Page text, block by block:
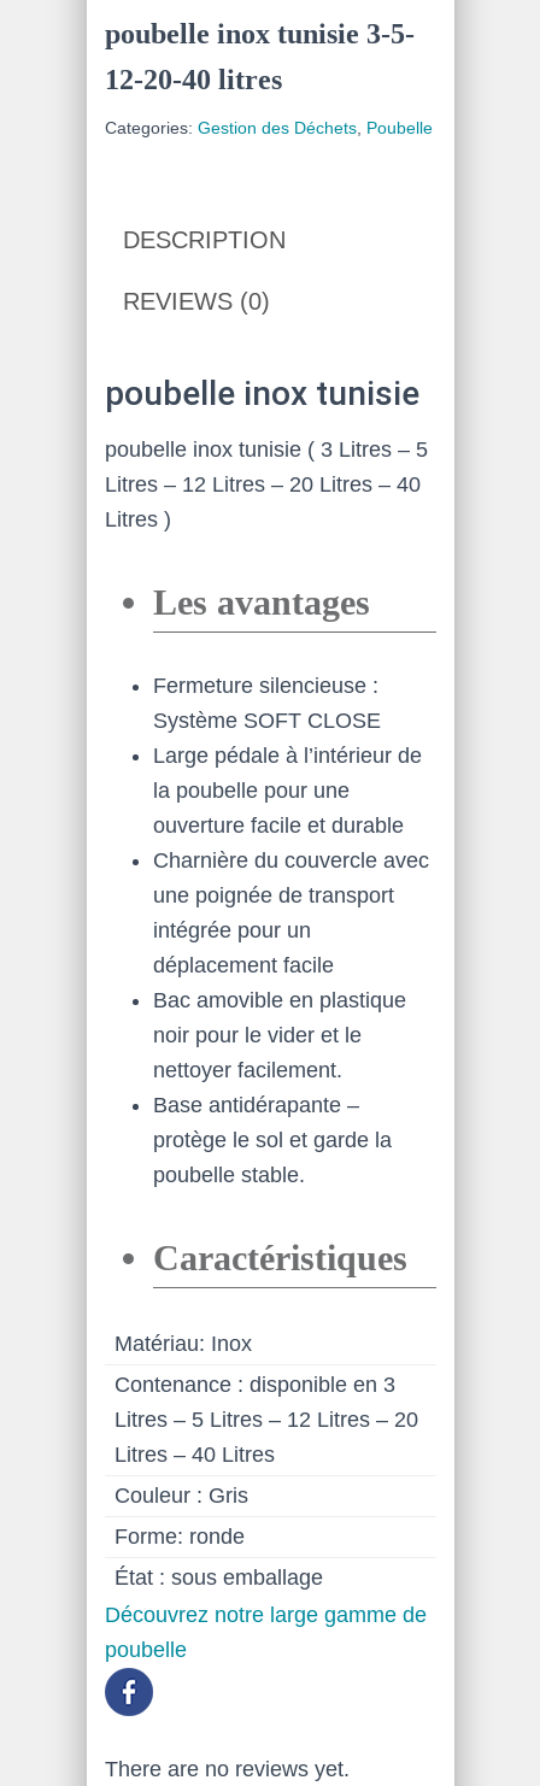
poubelle inox tunisie 3-5-
12-20-40 litres
Categories: Gestion des Déchets, Poubelle
DESCRIPTION
REVIEWS (0)
poubelle inox tunisie
poubelle inox tunisie ( 3 Litres – 5
Litres – 12 Litres – 20 Litres – 40
Litres )
Les avantages
Fermeture silencieuse :
Système SOFT CLOSE
Large pédale à l’intérieur de
la poubelle pour une
ouverture facile et durable
Charnière du couvercle avec
une poignée de transport
intégrée pour un
déplacement facile
Bac amovible en plastique
noir pour le vider et le
nettoyer facilement.
Base antidérapante –
protège le sol et garde la
poubelle stable.
Caractéristiques
Matériau: Inox
Contenance : disponible en 3
Litres – 5 Litres – 12 Litres – 20
Litres – 40 Litres
Couleur : Gris
Forme: ronde
État : sous emballage
Découvrez notre large gamme de
poubelle
There are no reviews yet.